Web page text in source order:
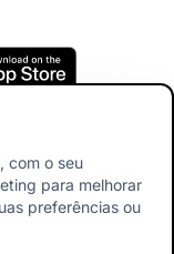
do App para
App
com o seu
para melhorar
preferências ou